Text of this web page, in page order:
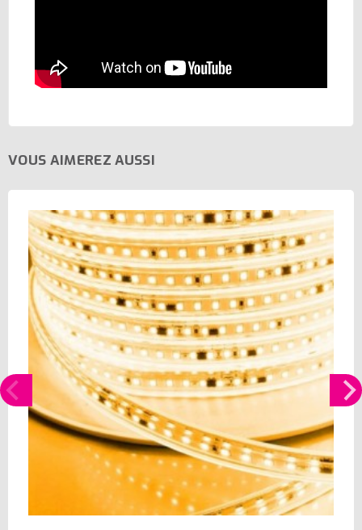
VOUS AIMEREZ AUSSI